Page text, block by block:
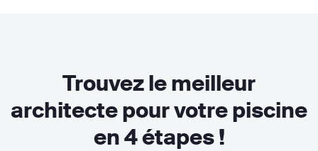
Trouvez le meilleur
architecte pour votre piscine
en 4 étapes !